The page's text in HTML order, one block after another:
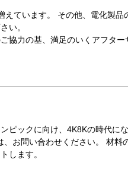
えています。 その他、電化製品
い。
協力の基、満足のいくアフタ
ピックに向け、4K8Kの時代にな
、お問い合わせください。 材料
します。